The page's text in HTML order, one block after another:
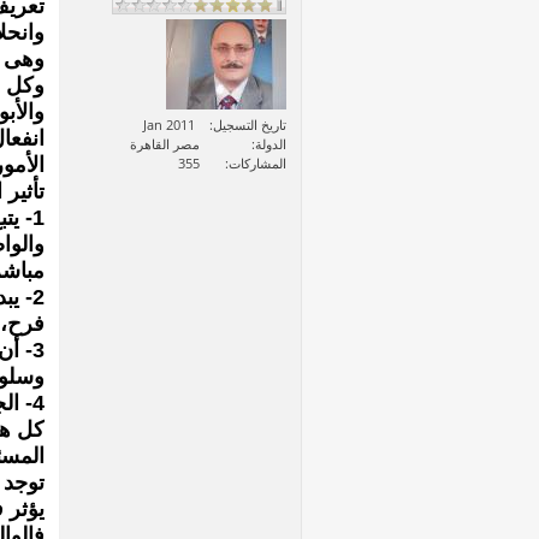
تاريخ التسجيل
Jan 2011
الدولة
مصر القاهرة
المشاركات
355
وهى
وكل
1-
2-
3-
4-
كل
توجد